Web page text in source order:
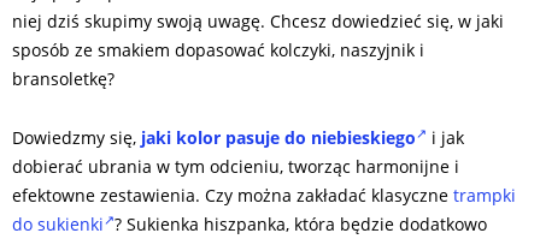
niej dziś skupimy swoją uwagę. Chcesz dowiedzieć się, w jaki
sposób ze smakiem dopasować kolczyki, naszyjnik i
bransoletkę?
Dowiedzmy się, jaki kolor pasuje do niebieskiego
i jak
dobierać ubrania w tym odcieniu, tworząc harmonijne i
efektowne zestawienia. Czy można zakładać klasyczne trampki
do sukienki ? Sukienka hiszpanka, która będzie dodatkowo